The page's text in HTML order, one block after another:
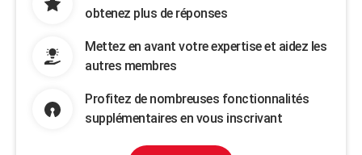
obtenez plus de réponses
Mettez en avant votre expertise et aidez les
autres membres
Profitez de nombreuses fonctionnalités
supplémentaires en vous inscrivant